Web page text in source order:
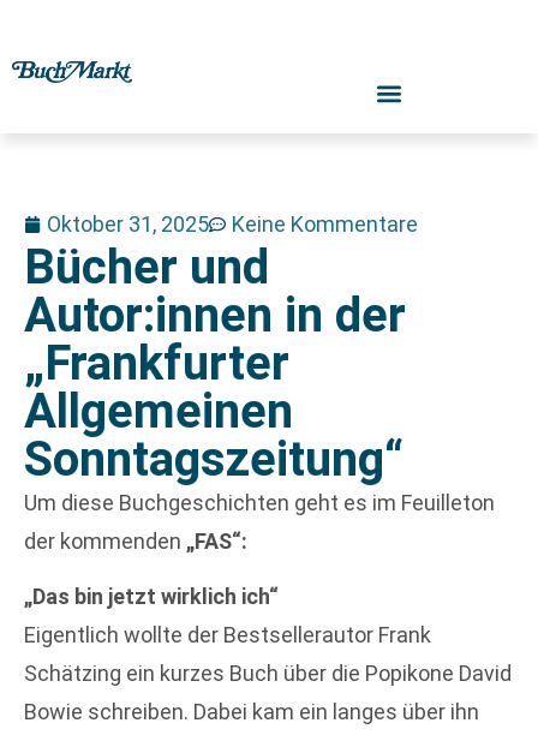
Oktober 31, 2025 Keine Kommentare
Bücher und
Autor:innen in der
„Frankfurter
Allgemeinen
Sonntagszeitung“
Um diese Buchgeschichten geht es im Feuilleton
der kommenden „FAS“:
„Das bin jetzt wirklich ich“
Eigentlich wollte der Bestsellerautor Frank
Schätzing ein kurzes Buch über die Popikone David
Bowie schreiben. Dabei kam ein langes über ihn